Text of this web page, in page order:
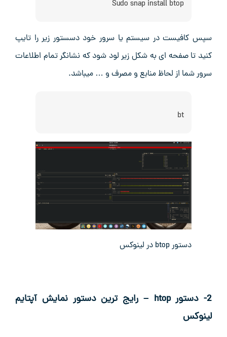
Sudo snap install btop
سپس کافیست در سیستم یا سرور خود دسستور زیر را تایپ
کنید تا صفحه ای به شکل زیر لود شود که نشانگر تمام اطلاعات
سرور شما از لحاظ منابع و مصرف و … میباشد.
bt
دستور btop در لینوکس
2- دستور htop – رایج ترین دستور نمایش آپتایم
لینوکس